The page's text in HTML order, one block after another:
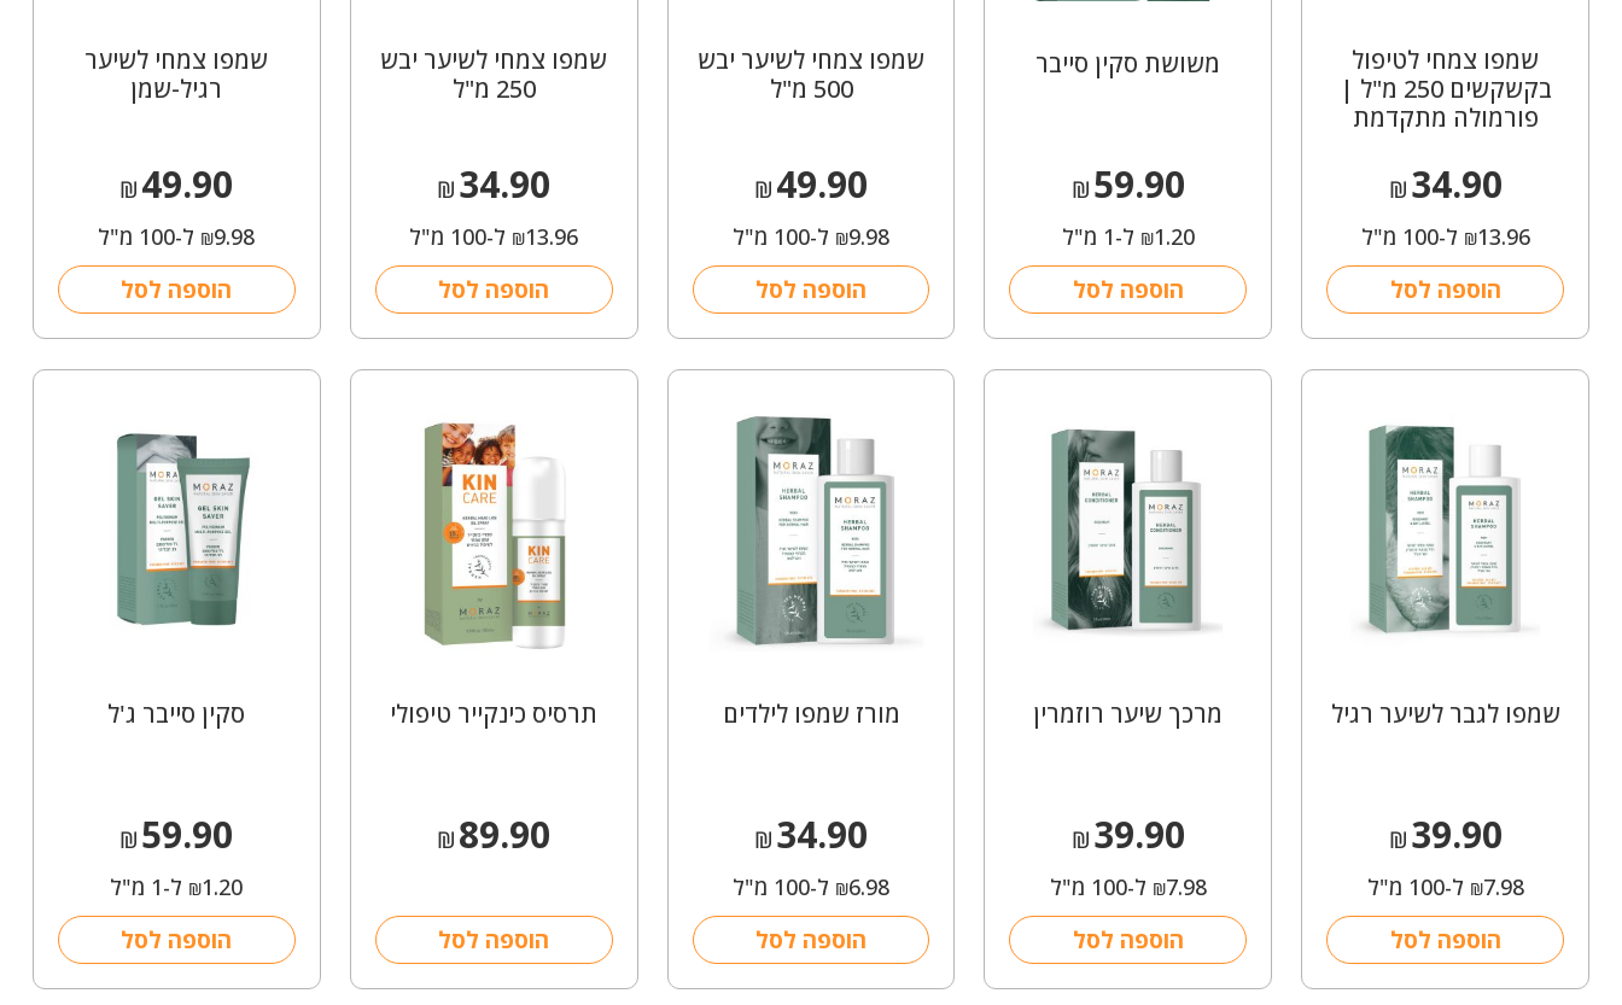
שמפו צמחי לטיפול
בקשקשים 250 מ"ל |
פורמולה מתקדמת
₪34.90
₪13.96 ל-100 מ"ל
הוספה לסל
משושת סקין סייבר
₪59.90
₪1.20 ל-1 מ"ל
הוספה לסל
שמפו צמחי לשיער יבש
500 מ"ל
₪49.90
₪9.98 ל-100 מ"ל
הוספה לסל
שמפו צמחי לשיער יבש
250 מ"ל
₪34.90
₪13.96 ל-100 מ"ל
הוספה לסל
שמפו צמחי לשיער
רגיל-שמן
₪49.90
₪9.98 ל-100 מ"ל
הוספה לסל
שמפו לגבר לשיער רגיל
₪39.90
₪7.98 ל-100 מ"ל
הוספה לסל
מרכך שיער רוזמרין
₪39.90
₪7.98 ל-100 מ"ל
הוספה לסל
מורז שמפו לילדים
₪34.90
₪6.98 ל-100 מ"ל
הוספה לסל
תרסיס כינקייר טיפולי
₪89.90
הוספה לסל
סקין סייבר ג'ל
₪59.90
₪1.20 ל-1 מ"ל
הוספה לסל